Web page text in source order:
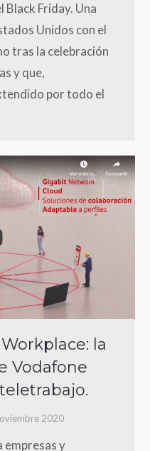
Black Friday. Una
Unidos con el
tras la celebración
y que,
por todo el
la
Vodafone
2020
empresas y